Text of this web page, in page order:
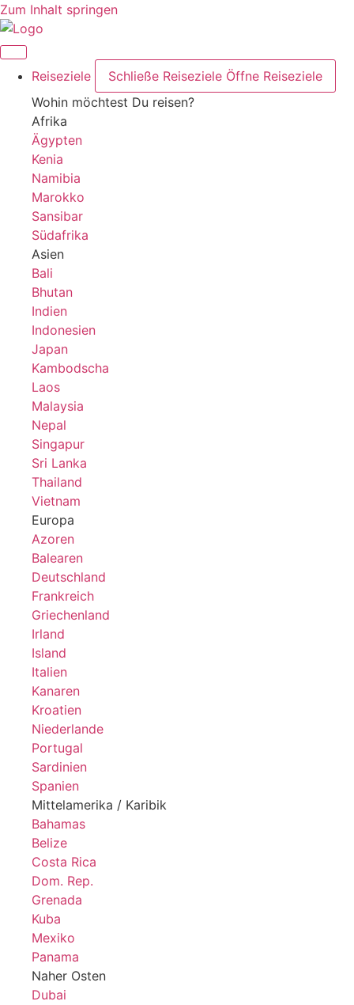
Zum Inhalt springen
Reiseziele Schließe Reiseziele Öffne Reiseziele
Wohin möchtest Du reisen?
Afrika
Ägypten
Kenia
Namibia
Marokko
Sansibar
Südafrika
Asien
Bali
Bhutan
Indien
Indonesien
Japan
Kambodscha
Laos
Malaysia
Nepal
Singapur
Sri Lanka
Thailand
Vietnam
Europa
Azoren
Balearen
Deutschland
Frankreich
Griechenland
Irland
Island
Italien
Kanaren
Kroatien
Niederlande
Portugal
Sardinien
Spanien
Mittelamerika / Karibik
Bahamas
Belize
Costa Rica
Dom. Rep.
Grenada
Kuba
Mexiko
Panama
Naher Osten
Dubai